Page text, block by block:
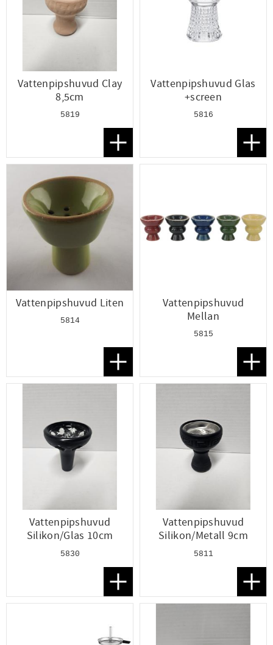
Vattenpipshuvud Clay
8,5cm
5819
Lägg till i favoriter
Vattenpipshuvud Glas
+screen
5816
Vattenpipshuvud Liten
5814
Lägg till i favoriter
Vattenpipshuvud
Mellan
5815
Vattenpipshuvud
Silikon/Glas 10cm
5830
Lägg till i favoriter
Vattenpipshuvud
Silikon/Metall 9cm
5811